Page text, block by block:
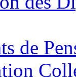
de